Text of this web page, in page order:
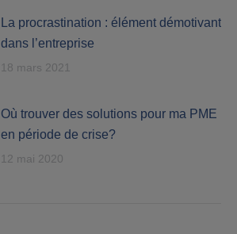
La procrastination : élément démotivant
dans l’entreprise
18 mars 2021
Où trouver des solutions pour ma PME
en période de crise?
12 mai 2020